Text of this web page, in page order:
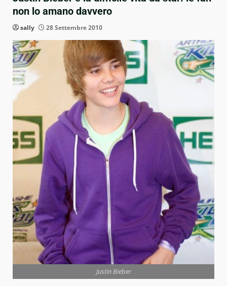
non lo amano davvero
sally 28 Settembre 2010
Justin Bieber